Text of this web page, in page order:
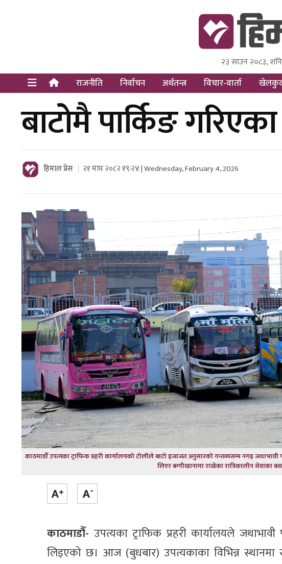
Himal Press
Dot NewsyNepal Media
२३ साउन २०८३,
राजनीति निर्वाचन अर्थतन्त्र विचार-वार्ता
बाटोमै पार्किङ
हिमाल प्रेस २१ माघ २०८२ १९:२४ | Wednesday, February 4, 2026
काठमाडौँ उपत्यका ट्राफिक प्रहरी कार्यालयको टोलीले बाटो इजाजत अनुसारको गन्तव्यसम्म नगइ जथाभावी
लिएर बग्गीखानामा राखेका रात्रिकालीन सेवाका
काठमाडौँ- उपत्यका ट्राफिक प्रहरी कार्यालयले
लिइएको छ। आज (बुधबार) उपत्यकाका विभिन्न